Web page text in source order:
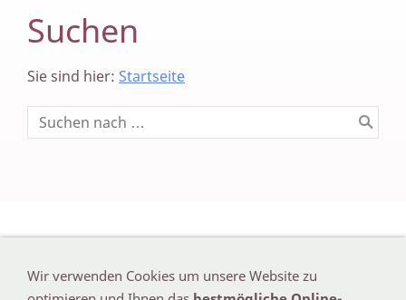
Suchen
Sie sind hier: Startseite
IMPRESSUM- DATENSCHUTZ
Wir verwenden Cookies um unsere Website zu